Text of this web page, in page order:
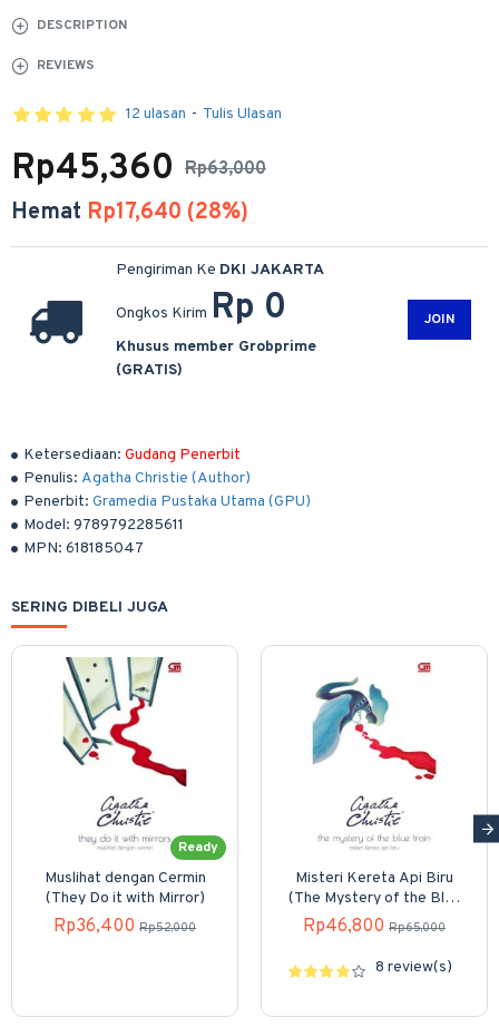
DESCRIPTION
REVIEWS
Ketersediaan: Gudang Penerbit
Penulis: Agatha Christie (Author)
Penerbit: Gramedia Pustaka Utama (GPU)
Model: 9789792285611
MPN: 618185047
12 ulasan - Tulis Ulasan
Rp63,000
Rp45,360
Hemat Rp17,640 (28%)
Pengiriman Ke DKI JAKARTA
Ongkos Kirim Rp 0
Khusus member Grobprime
(GRATIS)
JOIN
SERING DIBELI JUGA
Ready
Muslihat dengan Cermin
(They Do it with Mirror)
Rp36,400 Rp52,000
Misteri Kereta Api Biru
(The Mystery of the Blue
Train)
Rp46,800 Rp65,000
8 review(s)